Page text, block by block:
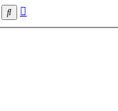
Rechercher